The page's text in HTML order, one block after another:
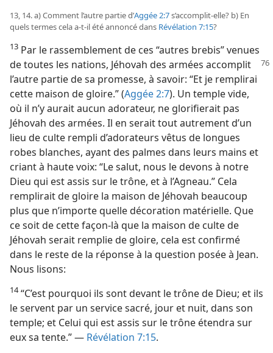
13, 14. a) Comment l’autre partie d’Aggée 2:7s’accomplit-​elle? b) En
quels termes cela a-​t-​il été annoncé dans Révélation 7:15?
13 Par le rassemblement de ces “autres brebis” venues
de toutes les nations, Jéhovah des armées accomplit
l’autre partie de sa promesse, à savoir: “Et je remplirai
cette maison de gloire.” (Aggée 2:7). Un temple vide,
où il n’y aurait aucun adorateur, ne glorifierait pas
Jéhovah des armées. Il en serait tout autrement d’un
lieu de culte rempli d’adorateurs vêtus de longues
robes blanches, ayant des palmes dans leurs mains et
criant à haute voix: “Le salut, nous le devons à notre
Dieu qui est assis sur le trône, et à l’Agneau.” Cela
remplirait de gloire la maison de Jéhovah beaucoup
plus que n’importe quelle décoration matérielle. Que
ce soit de cette façon-​là que la maison de culte de
Jéhovah serait remplie de gloire, cela est confirmé
dans le reste de la réponse à la question posée à Jean.
Nous lisons:
14“C’est pourquoi ils sont devant le trône de Dieu; et ils
le servent par un service sacré, jour et nuit, dans son
temple; et Celui qui est assis sur le trône étendra sur
eux sa tente.” — Révélation 7:15.